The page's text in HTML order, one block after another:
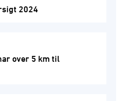
2024
over 5 km til